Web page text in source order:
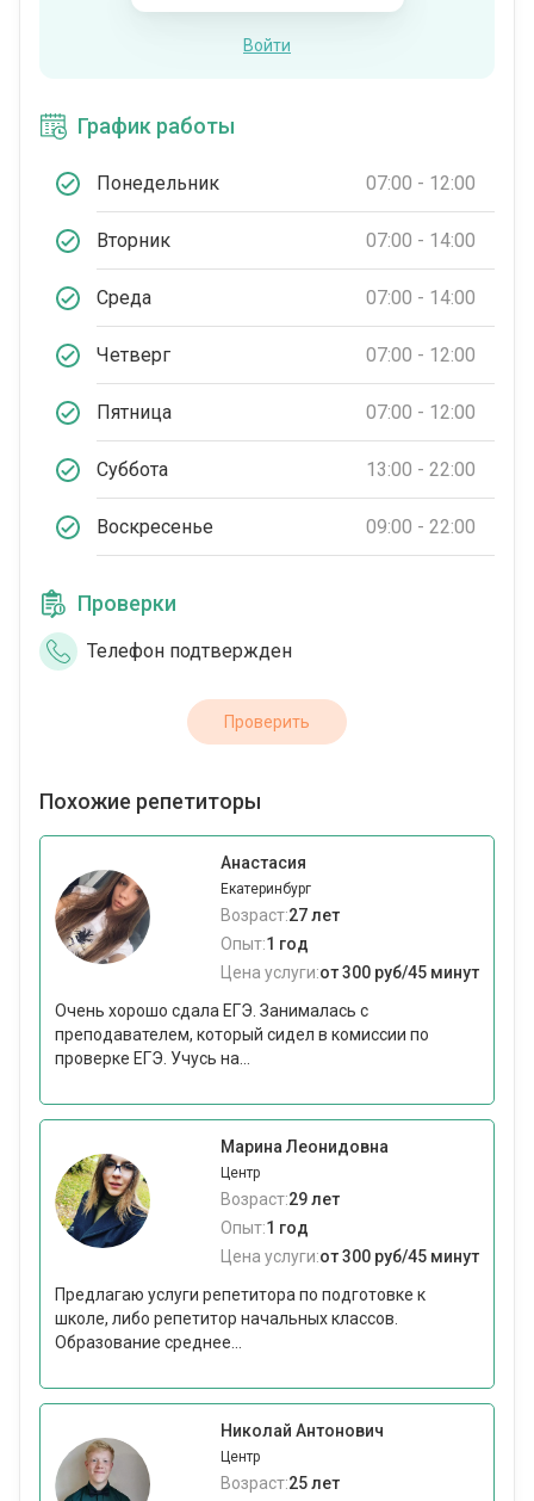
Войти
График работы
Понедельник 07:00 - 12:00
Вторник 07:00 - 14:00
Среда 07:00 - 14:00
Четверг 07:00 - 12:00
Пятница 07:00 - 12:00
Суббота 13:00 - 22:00
Воскресенье 09:00 - 22:00
Проверки
Телефон подтвержден
Проверить
Похожие репетиторы
Анастасия
Екатеринбург
Возраст:27 лет
Опыт:1 год
Цена услуги:от 300 руб/45 минут
Очень хорошо сдала ЕГЭ. Занималась с
преподавателем, который сидел в комиссии по
проверке ЕГЭ. Учусь на...
Марина Леонидовна
Центр
Возраст:29 лет
Опыт:1 год
Цена услуги:от 300 руб/45 минут
Предлагаю услуги репетитора по подготовке к
школе, либо репетитор начальных классов.
Образование среднее...
Николай Антонович
Центр
Возраст:25 лет